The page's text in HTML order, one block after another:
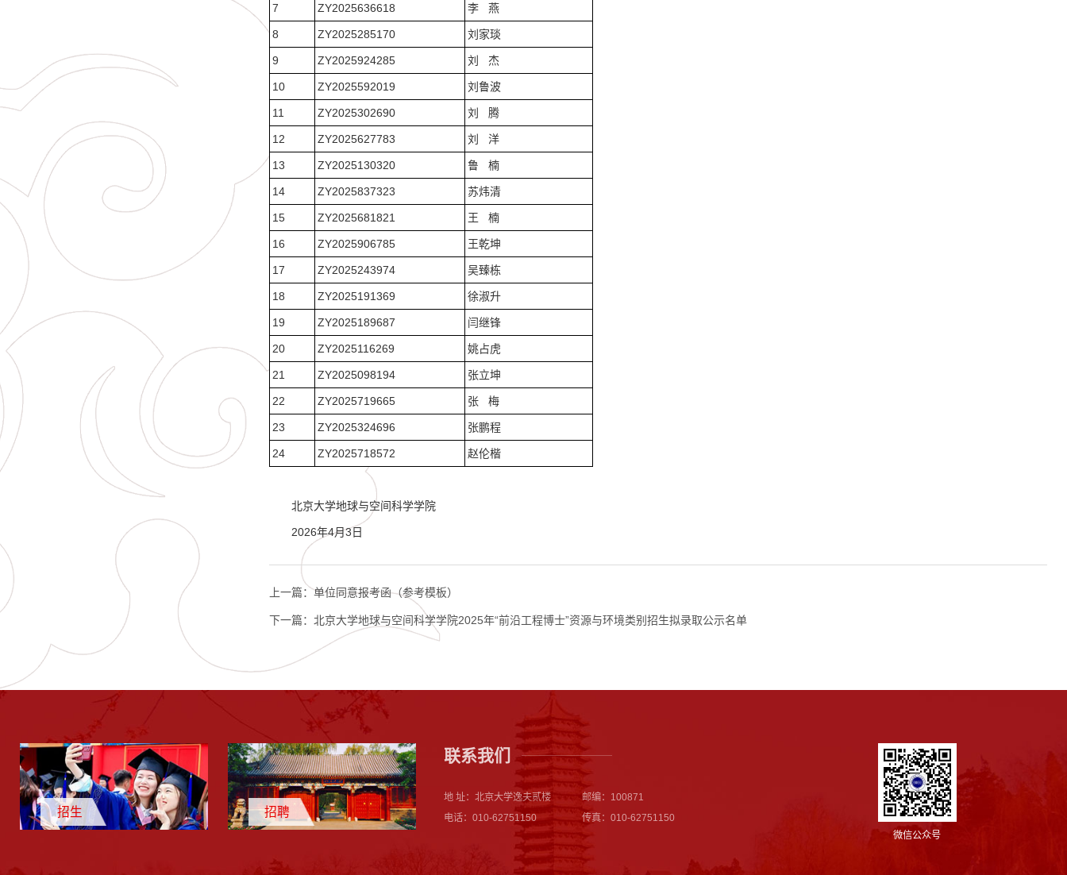
7 ZY2025636618 李 燕
8 ZY2025285170 刘家琰
9 ZY2025924285 刘 杰
10 ZY2025592019 刘鲁波
11 ZY2025302690 刘 腾
12 ZY2025627783 刘 洋
13 ZY2025130320 鲁 楠
14 ZY2025837323 苏炜清
15 ZY2025681821 王 楠
16 ZY2025906785 王乾坤
17 ZY2025243974 吴臻栋
18 ZY2025191369 徐淑升
19 ZY2025189687 闫继锋
20 ZY2025116269 姚占虎
21 ZY2025098194 张立坤
22 ZY2025719665 张 梅
23 ZY2025324696 张鹏程
24 ZY2025718572 赵伦楷
北京大学地球与空间科学学院
2026年4月3日
上一篇：单位同意报考函（参考模板）
下一篇： 北京大学地球与空间科学学院2025年“前沿工程博士”资源与环境类别招生拟录取公示名单
招生 招聘
联系我们
地 址：北京大学逸夫贰楼
邮编：100871
电话：010-62751150
传真：010-62751150
微信公众号